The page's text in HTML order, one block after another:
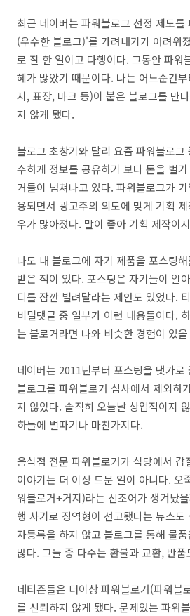
최근 네이버는 파워블로그 선정 제도
(우수한 블로그)'를 가려내기가 어려워
로 잘 한 일이고 다행이다. 그동안 파워
혜가 많았기 때문이다. 나는 어느순간
지, 표장, 마크 등)이 붙은 블로그를 만
지 않게 됐다.
블로그 초창기와 달리 요즘 파워블로그
수하게 정보를 공유하기 보다 돈을 벌
거들이 넘쳐나고 있다. 파워블로그가
용되면서 광고주의 의도에 맞게 기획
우가 많아졌다. 말이 좋아 기획 제작이
나도 내 블로그에 자기 제품을 포스팅
받은 적이 있다. 포스팅은 자기들이 알
디를 잠깐 빌려달라는 제안도 있었다.
비밀댓글 중 일부가 이런 내용들이다.
는 블로거라면 나와 비슷한 경험이 있
네이버는 2011년부터 포스팅을 댓가로
블로그를 파워블로거 심사에서 제외하
지 않았다. 솔직히 오늘날 상업적이지
하늘에 별따기나 마찬가지다.
음식점 전문 파워블로거가 식당에서 갑
이야기는 더 이상 드문 일이 아니다. 오
워블로거+거지)라는 신조어가 생겨났
행 사기로 징역형이 선고됐다는 뉴스도
자등록을 하지 않고 블로그를 통해 물
많다. 그들 중 다수는 환불과 교환, 반
네티즌들은 더이상 파워블로거(파워블
를 신뢰하지 않게 됐다. 문제있는 파워